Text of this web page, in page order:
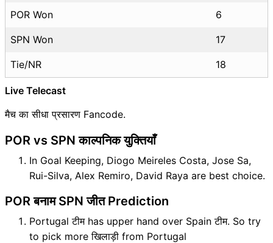
POR Won 6
SPN Won 17
Tie/NR 18
Live Telecast
मैच का सीधा प्रसारण Fancode.
POR vs SPN काल्पनिक युक्तियाँ
In Goal Keeping, Diogo Meireles Costa, Jose Sa,
Rui-Silva, Alex Remiro, David Raya are best choice.
POR बनाम SPN जीत Prediction
Portugal टीम has upper hand over Spain टीम. So try
to pick more खिलाड़ी from Portugal